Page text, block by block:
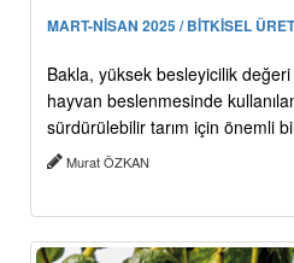
MART-NİSAN 2025 / BİTKİSEL
Bakla, yüksek besleyicilik
hayvan beslenmesinde
sürdürülebilir tarım için önemli
Murat ÖZKAN